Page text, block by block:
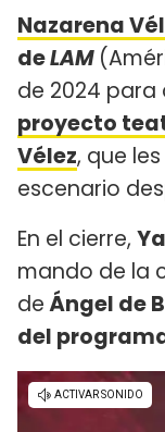
Nazarena
deLAM
de 2024 para
proyecto
Vélez, que
escenario
En el cierre,
mando de la
deÁngel de
del